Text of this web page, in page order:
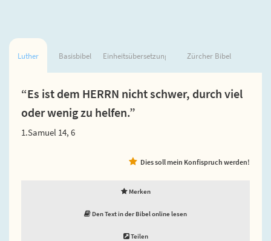
Luther Basisbibel Einheitsübersetzung Zürcher Bibel
“Es ist dem HERRN nicht schwer, durch viel
oder wenig zu helfen.”
1.Samuel 14, 6
Dies soll mein Konfispruch werden!
Merken
Den Text in der Bibel online lesen
Teilen